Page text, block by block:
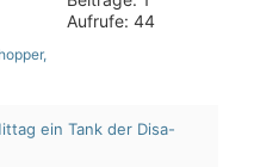
,
Aufrufe: 44
ein Tank der Disa-